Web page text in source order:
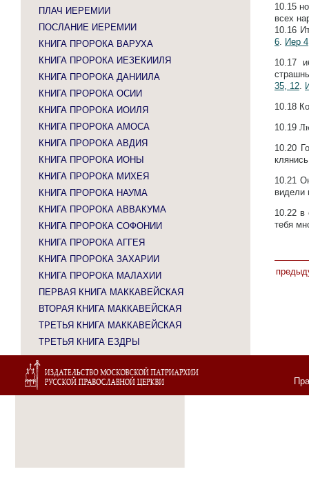
ПЛАЧ ИЕРЕМИИ
ПОСЛАНИЕ ИЕРЕМИИ
КНИГА ПРОРОКА ВАРУХА
КНИГА ПРОРОКА ИЕЗЕКИИЛЯ
КНИГА ПРОРОКА ДАНИИЛА
КНИГА ПРОРОКА ОСИИ
КНИГА ПРОРОКА ИОИЛЯ
КНИГА ПРОРОКА АМОСА
КНИГА ПРОРОКА АВДИЯ
КНИГА ПРОРОКА ИОНЫ
КНИГА ПРОРОКА МИХЕЯ
КНИГА ПРОРОКА НАУМА
КНИГА ПРОРОКА АВВАКУМА
КНИГА ПРОРОКА СОФОНИИ
КНИГА ПРОРОКА АГГЕЯ
КНИГА ПРОРОКА ЗАХАРИИ
КНИГА ПРОРОКА МАЛАХИИ
ПЕРВАЯ КНИГА МАККАВЕЙСКАЯ
ВТОРАЯ КНИГА МАККАВЕЙСКАЯ
ТРЕТЬЯ КНИГА МАККАВЕЙСКАЯ
ТРЕТЬЯ КНИГА ЕЗДРЫ
10.15
всех
10.16
6. Иер
10.17
35, 12.
10.18
10.19
10.20
10.21
видели
10.22 в
тебя